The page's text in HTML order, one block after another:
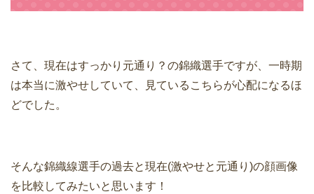
さて、現在はすっかり元通り？の錦織選手ですが、一時期
は本当に激やせしていて、見ているこちらが心配になるほ
どでした。
そんな錦織線選手の過去と現在(激やせと元通り)の顔画像
を比較してみたいと思います！